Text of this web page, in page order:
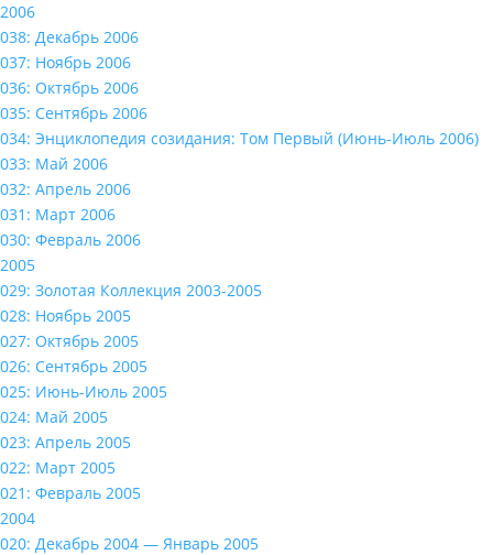
2006
038: Декабрь 2006
037: Ноябрь 2006
036: Октябрь 2006
035: Сентябрь 2006
034: Энциклопедия созидания: Том Первый (Июнь-Июль 2006)
033: Май 2006
032: Апрель 2006
031: Март 2006
030: Февраль 2006
2005
029: Золотая Коллекция 2003-2005
028: Ноябрь 2005
027: Октябрь 2005
026: Сентябрь 2005
025: Июнь-Июль 2005
024: Май 2005
023: Апрель 2005
022: Март 2005
021: Февраль 2005
2004
020: Декабрь 2004 — Январь 2005